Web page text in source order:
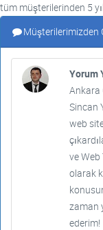
tüm müşterilerinden 5
Müşterilerimizden
Yorum
Ankara
Sincan
web
ve
olarak
zaman
ederim!